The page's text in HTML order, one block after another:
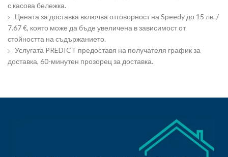
с касова бележка.
Цената за доставка включва отговорност на Speedy до 15 лв. /
7.67 €, която може да бъде увеличена в зависимост от
стойността на съдържанието.
Услугата PREDICT предоставя на получателя график за
доставка, 60-минутен прозорец за доставка.